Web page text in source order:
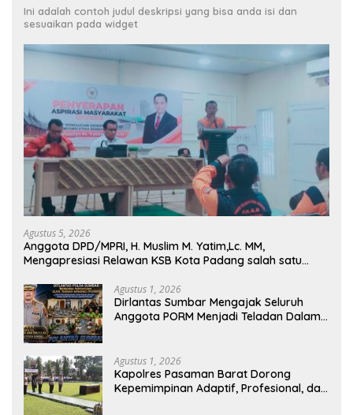
Ini adalah contoh judul deskripsi yang bisa anda isi dan
sesuaikan pada widget
Agustus 5, 2026
Anggota DPD/MPRI, H. Muslim M. Yatim,Lc. MM,
Mengapresiasi Relawan KSB Kota Padang salah satu
Agustus 1, 2026
Dirlantas Sumbar Mengajak Seluruh
Anggota PORM Menjadi Teladan Dalam
Keselamatan Berkendara
Agustus 1, 2026
Kapolres Pasaman Barat Dorong
Kepemimpinan Adaptif, Profesional, dan